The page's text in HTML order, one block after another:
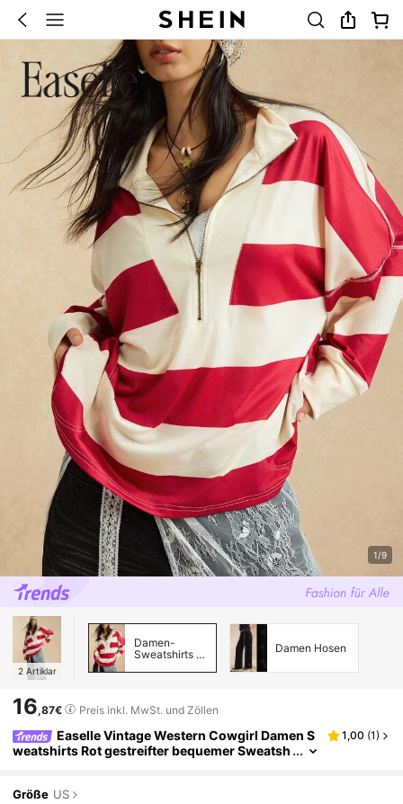
1/9
2 Artiklar
Damen-
Sweatshirts &
Damen Hosen
16,87€ Preis inkl. MwSt. und Zöllen
Easelle Vintage Western Cowgirl Damen S
weatshirts Rot gestreifter bequemer Sweatsh
1,00 (1)
Größe US